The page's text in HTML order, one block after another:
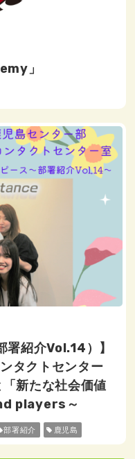
」
署紹介Vol.14）】
タクトセンター
新たな社会価値
players～
部署紹介 鹿児島